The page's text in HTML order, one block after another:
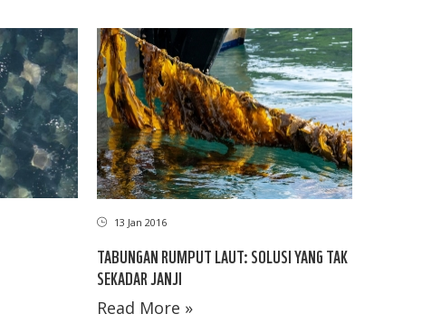
13 Jan 2016
TABUNGAN RUMPUT LAUT: SOLUSI YANG TAK
SEKADAR JANJI
Read More »